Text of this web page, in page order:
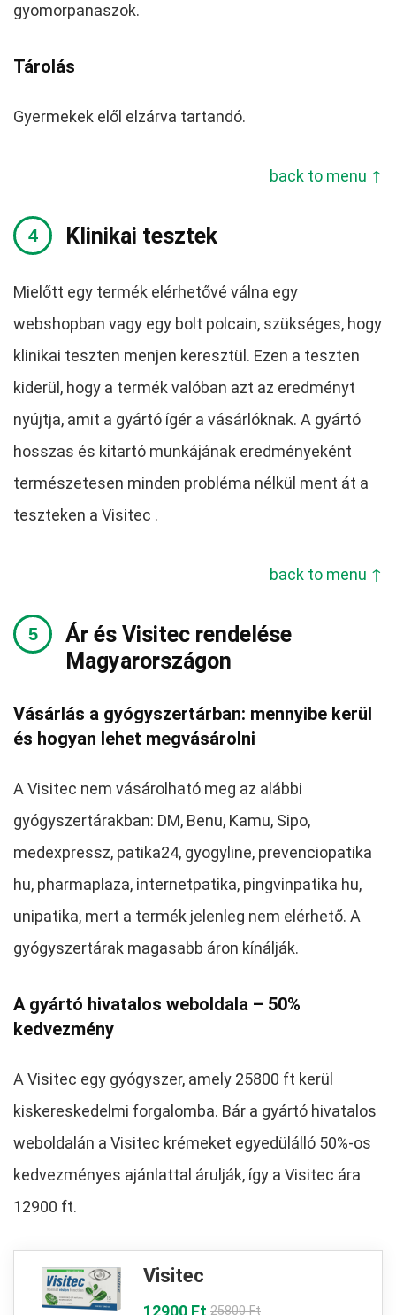
gyomorpanaszok.
Tárolás
Gyermekek elől elzárva tartandó.
back to menu ↑
Klinikai tesztek
Mielőtt egy termék elérhetővé válna egy
webshopban vagy egy bolt polcain, szükséges, hogy
klinikai teszten menjen keresztül. Ezen a teszten
kiderül, hogy a termék valóban azt az eredményt
nyújtja, amit a gyártó ígér a vásárlóknak. A gyártó
hosszas és kitartó munkájának eredményeként
természetesen minden probléma nélkül ment át a
teszteken a Visitec .
back to menu ↑
Ár és Visitec rendelése
Magyarországon
Vásárlás a gyógyszertárban: mennyibe kerül
és hogyan lehet megvásárolni
A Visitec nem vásárolható meg az alábbi
gyógyszertárakban: DM, Benu, Kamu, Sipo,
medexpressz, patika24, gyogyline, prevenciopatika
hu, pharmaplaza, internetpatika, pingvinpatika hu,
unipatika, mert a termék jelenleg nem elérhető. A
gyógyszertárak magasabb áron kínálják.
A gyártó hivatalos weboldala – 50%
kedvezmény
A Visitec egy gyógyszer, amely 25800 ft kerül
kiskereskedelmi forgalomba. Bár a gyártó hivatalos
weboldalán a Visitec krémeket egyedülálló 50%-os
kedvezményes ajánlattal árulják, így a Visitec ára
12900 ft.
Visitec
12900 Ft 25800 Ft